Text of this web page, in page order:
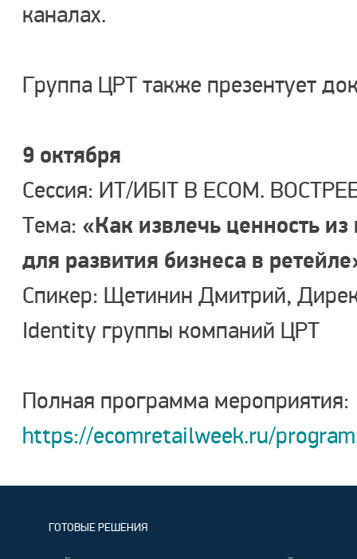
каналах.
Группа ЦРТ также презентует
9 октября
Сессия: ИТ/ИБIT В ECOM.
Тема: «Как извлечь ценность
для развития бизнеса в
Спикер: Щетинин Дмитрий,
Identity группы компаний ЦРТ
Полная программа мероприятия:
https://ecomretailweek.ru/
ГОТОВЫЕ РЕШЕНИЯ